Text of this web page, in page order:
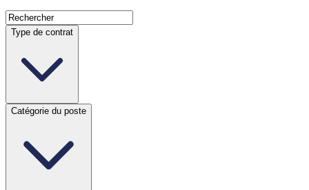
Type de contrat
Catégorie du poste